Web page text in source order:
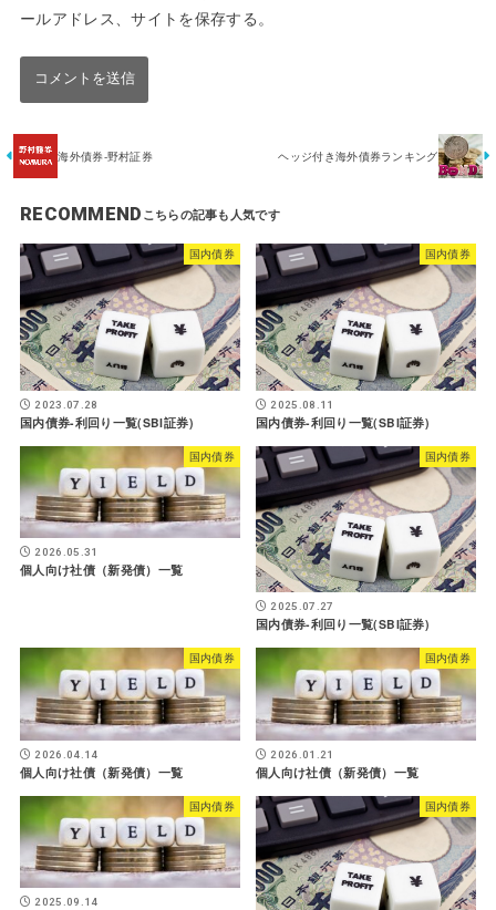
ールアドレス、サイトを保存する。
海外債券-野村証券 ヘッジ付き海外債券ランキング
RECOMMEND
国内債券
2023.07.28
国内債券-利回り一覧(SBI証券)
国内債券
2025.08.11
国内債券-利回り一覧(SBI証券)
国内債券
2026.05.31
個人向け社債（新発債）一覧
国内債券
2025.07.27
国内債券-利回り一覧(SBI証券)
国内債券
2026.04.14
個人向け社債（新発債）一覧
国内債券
2026.01.21
個人向け社債（新発債）一覧
国内債券
2025.09.14
国内債券